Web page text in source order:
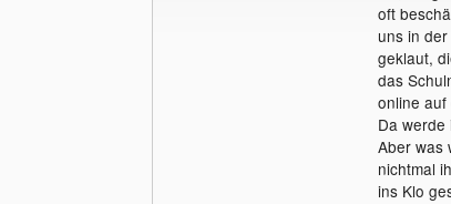
oft
uns in
geklaut,
das
online
Da werde
Aber was
nichtmal
ins Klo